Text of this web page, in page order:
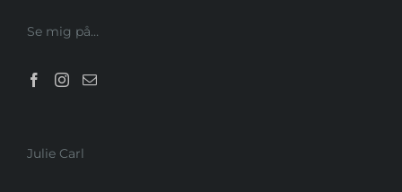
Se mig på…
Julie Carl